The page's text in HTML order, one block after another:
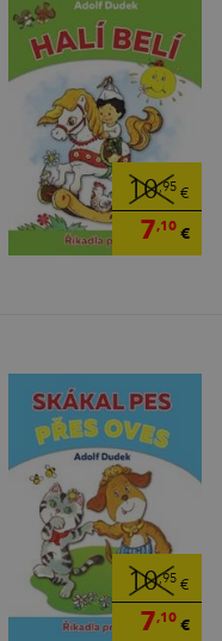
10,95€
7,10€
10,95€
7,10€